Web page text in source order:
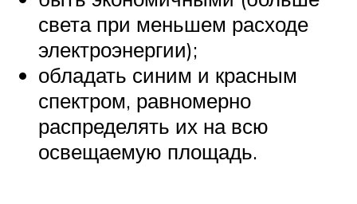
света при меньшем расходе
электроэнергии);
обладать синим и красным
спектром, равномерно
распределять их на всю
освещаемую площадь.